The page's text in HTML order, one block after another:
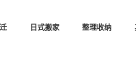
日式搬家 整理收纳